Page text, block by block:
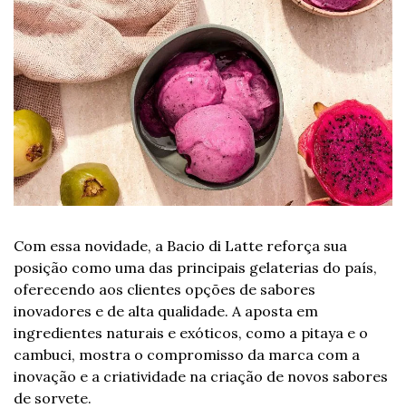
Com essa novidade, a Bacio di Latte reforça sua
posição como uma das principais gelaterias do país,
oferecendo aos clientes opções de sabores
inovadores e de alta qualidade. A aposta em
ingredientes naturais e exóticos, como a pitaya e o
cambuci, mostra o compromisso da marca com a
inovação e a criatividade na criação de novos sabores
de sorvete.